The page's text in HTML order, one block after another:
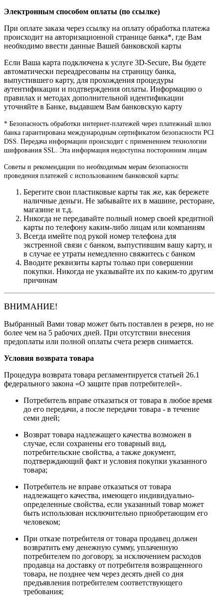
Электронным способом оплаты (по ссылке)
При оплате заказа через ссылку на оплату обработка платежа
происходит на авторизационной странице банка*, где Вам
необходимо ввести данные Вашей банковской карты
Если Ваша карта подключена к услуге 3D-Secure, Вы будете
автоматически переадресованы на страницу банка,
выпустившего карту, для прохождения процедуры
аутентификации и подтверждения оплаты. Информацию о
правилах и методах дополнительной идентификации
уточняйте в Банке, выдавшем Вам банковскую карту
* Безопасность обработки интернет-платежей через платежный шлюз
банка гарантирована международным сертификатом безопасности PCI
DSS. Передача информации происходит с применением технологии
шифрования SSL. Эта информация недоступна посторонним лицам
Советы и рекомендации по необходимым мерам безопасности
проведения платежей с использованием банковской карты:
Берегите свои пластиковые карты так же, как бережете
наличные деньги. Не забывайте их в машине, ресторане,
магазине и т.д.
Никогда не передавайте полный номер своей кредитной
карты по телефону каким-либо лицам или компаниям
Всегда имейте под рукой номер телефона для
экстренной связи с банком, выпустившим вашу карту, и
в случае ее утраты немедленно свяжитесь с банком
Вводите реквизиты карты только при совершении
покупки. Никогда не указывайте их по каким-то другим
причинам
ВНИМАНИЕ!
Выбранный Вами товар может быть поставлен в резерв, но не
более чем на 5 рабочих дней. При отсутствии внесения
предоплаты или полной оплаты счета резерв снимается.
Условия возврата товара
Процедура возврата товара регламентируется статьей 26.1
федерального закона «О защите прав потребителей».
Потребитель вправе отказаться от товара в любое время
до его передачи, а после передачи товара - в течение
семи дней;
Возврат товара надлежащего качества возможен в
случае, если сохранены его товарный вид,
потребительские свойства, а также документ,
подтверждающий факт и условия покупки указанного
товара;
Потребитель не вправе отказаться от товара
надлежащего качества, имеющего индивидуально-
определенные свойства, если указанный товар может
быть использован исключительно приобретающим его
человеком;
При отказе потребителя от товара продавец должен
возвратить ему денежную сумму, уплаченную
потребителем по договору, за исключением расходов
продавца на доставку от потребителя возвращенного
товара, не позднее чем через десять дней со дня
предъявления потребителем соответствующего
требования;